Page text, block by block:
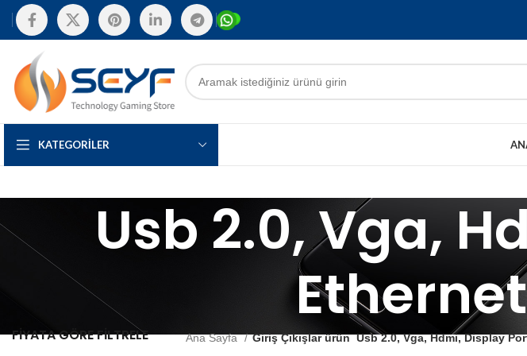
KATEGORILER
Usb 2.0, Vga,
FIYATA GÖRE FILTRELE Ana Sayfa Giriş Çıkışlar ürün Usb 2.0, Vga, Hdmi, Display